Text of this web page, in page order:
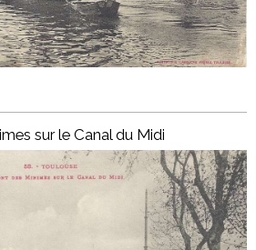
sur le Canal du Midi